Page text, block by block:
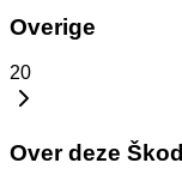
Overige
20
Over deze